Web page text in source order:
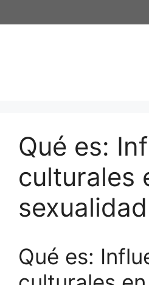
al
Qué es:
culturales
sexualidad
Qué es: